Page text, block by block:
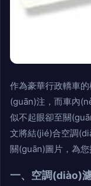
作為豪華行政轎車
(guān)注，而車內
似不起眼卻至關
文將結(jié)合空調
關(guān)圖片，為您
一、空調(diào)